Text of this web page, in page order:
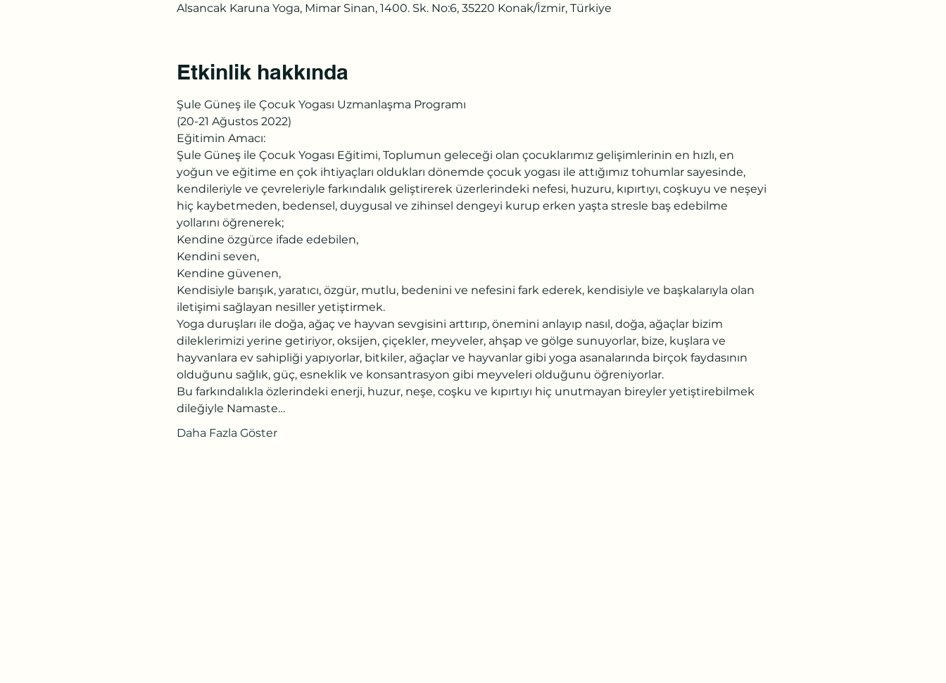
Alsancak Karuna Yoga, Mimar Sinan, 1400. Sk. No:6, 35220 Konak/İzmir, Türkiye
Etkinlik hakkında
Şule Güneş ile Çocuk Yogası Uzmanlaşma Programı
(20-21 Ağustos 2022)
Eğitimin Amacı:
Şule Güneş ile Çocuk Yogası Eğitimi, Toplumun geleceği olan çocuklarımız gelişimlerinin en hızlı, en
yoğun ve eğitime en çok ihtiyaçları oldukları dönemde çocuk yogası ile attığımız tohumlar sayesinde,
kendileriyle ve çevreleriyle farkındalık geliştirerek üzerlerindeki nefesi, huzuru, kıpırtıyı, coşkuyu ve neşeyi
hiç kaybetmeden, bedensel, duygusal ve zihinsel dengeyi kurup erken yaşta stresle baş edebilme
yollarını öğrenerek;
Kendine özgürce ifade edebilen,
Kendini seven,
Kendine güvenen,
Kendisiyle barışık, yaratıcı, özgür, mutlu, bedenini ve nefesini fark ederek, kendisiyle ve başkalarıyla olan
iletişimi sağlayan nesiller yetiştirmek.
Yoga duruşları ile doğa, ağaç ve hayvan sevgisini arttırıp, önemini anlayıp nasıl, doğa, ağaçlar bizim
dileklerimizi yerine getiriyor, oksijen, çiçekler, meyveler, ahşap ve gölge sunuyorlar, bize, kuşlara ve
hayvanlara ev sahipliği yapıyorlar, bitkiler, ağaçlar ve hayvanlar gibi yoga asanalarında birçok faydasının
olduğunu sağlık, güç, esneklik ve konsantrasyon gibi meyveleri olduğunu öğreniyorlar.
Bu farkındalıkla özlerindeki enerji, huzur, neşe, coşku ve kıpırtıyı hiç unutmayan bireyler yetiştirebilmek
dileğiyle Namaste…
Daha Fazla Göster